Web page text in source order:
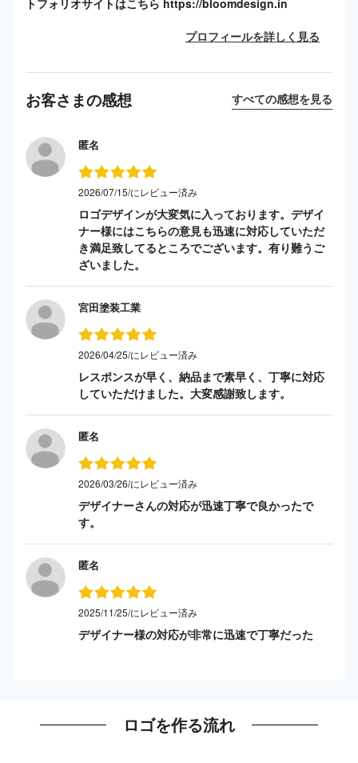
プロフィールを詳しく見る
お客さまの感想 すべての感想を見る
匿名
2026/07/15/にレビュー済み
ロゴデザインが大変気に入っております。デザイ
ナー様にはこちらの意見も迅速に対応していただ
き満足致してるところでございます。有り難うご
ざいました。
宮田塗装工業
2026/04/25/にレビュー済み
レスポンスが早く、納品まで素早く、丁寧に対応
していただけました。大変感謝致します。
匿名
2026/03/26/にレビュー済み
デザイナーさんの対応が迅速丁寧で良かったで
す。
匿名
2025/11/25/にレビュー済み
デザイナー様の対応が非常に迅速で丁寧だった
ロゴを作る流れ